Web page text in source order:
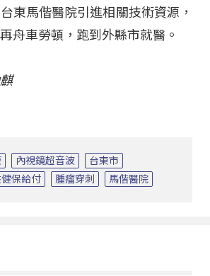
東馬偕醫院引進相關技術資源，
舟車勞頓，跑到外縣市就醫。
內視鏡超音波
台東市
保給付
腫瘤穿刺 馬偕醫院